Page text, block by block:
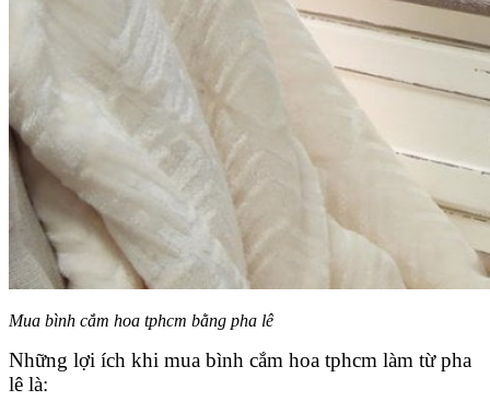
Mua bình cắm hoa tphcm bằng pha lê
Những lợi ích khi mua bình cắm hoa tphcm làm từ pha
lê là: